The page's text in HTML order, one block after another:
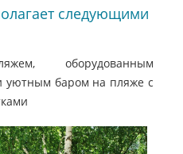
следующими
оборудованным
уютным баром на пляже с